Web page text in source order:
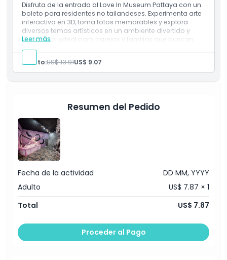
Inclusiones
Política para Niños y Adultos
Exclusiones
Cosas a Saber
Ubicación
Cómo Llegar
Disfruta de la entrada al Love In Museum Pattaya con un
boleto para residentes no tailandeses. Experimenta arte
interactivo en 3D, toma fotos memorables y explora
diversos temas artísticos en un ambiente divertido y
romántico. ¡Ideal para parejas y familias que buscan
una aventura creativa!
Leer más
Adulto:US$ 13.91US$ 9.07
Resumen del Pedido
Fecha de la actividad
DD MM, YYYY
Adulto
US$ 7.87 × 1
Total
US$ 7.87
Proceder al Pago